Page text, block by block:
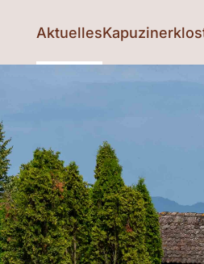
Aktuelles